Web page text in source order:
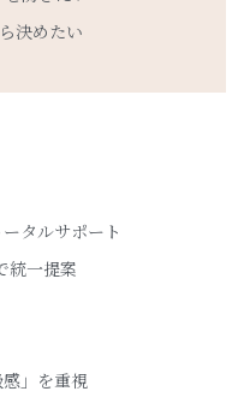
決めたい
タルサポート
統一提案
」を重視